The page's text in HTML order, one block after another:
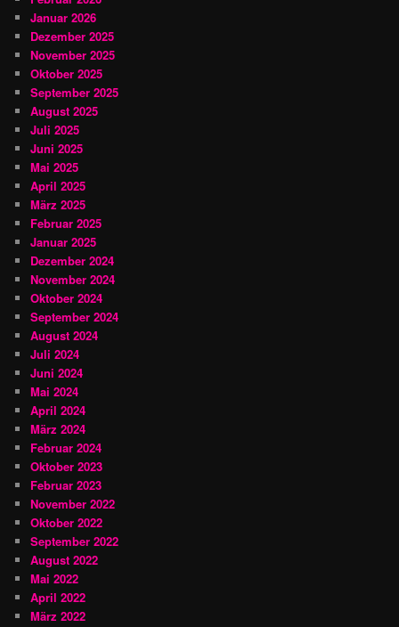
Januar 2026
Dezember 2025
November 2025
Oktober 2025
September 2025
August 2025
Juli 2025
Juni 2025
Mai 2025
April 2025
März 2025
Februar 2025
Januar 2025
Dezember 2024
November 2024
Oktober 2024
September 2024
August 2024
Juli 2024
Juni 2024
Mai 2024
April 2024
März 2024
Februar 2024
Oktober 2023
Februar 2023
November 2022
Oktober 2022
September 2022
August 2022
Mai 2022
April 2022
März 2022